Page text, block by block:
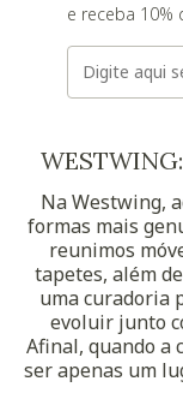
e receba 10%
E-mail
Na Westwing,
formas mais
reunimos
tapetes, além
uma curadoria
evoluir junto
Afinal, quando a
ser apenas um